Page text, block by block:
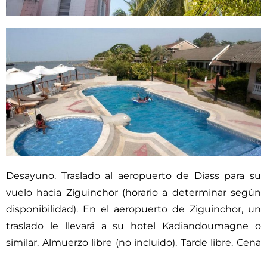
Desayuno. Traslado al aeropuerto de Diass para su
vuelo hacia Ziguinchor (horario a determinar según
disponibilidad). En el aeropuerto de Ziguinchor, un
traslado le llevará a su hotel Kadiandoumagne o
similar. Almuerzo libre (no incluido). Tarde libre. Cena